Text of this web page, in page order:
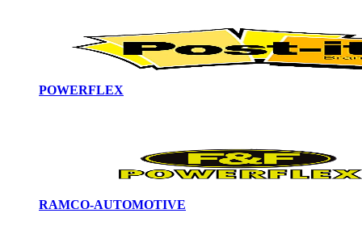
POWERFLEX
RAMCO-AUTOMOTIVE